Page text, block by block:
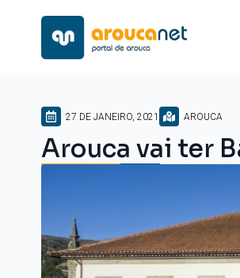
27 DE JANEIRO, 2021 AROUCA
Arouca vai ter